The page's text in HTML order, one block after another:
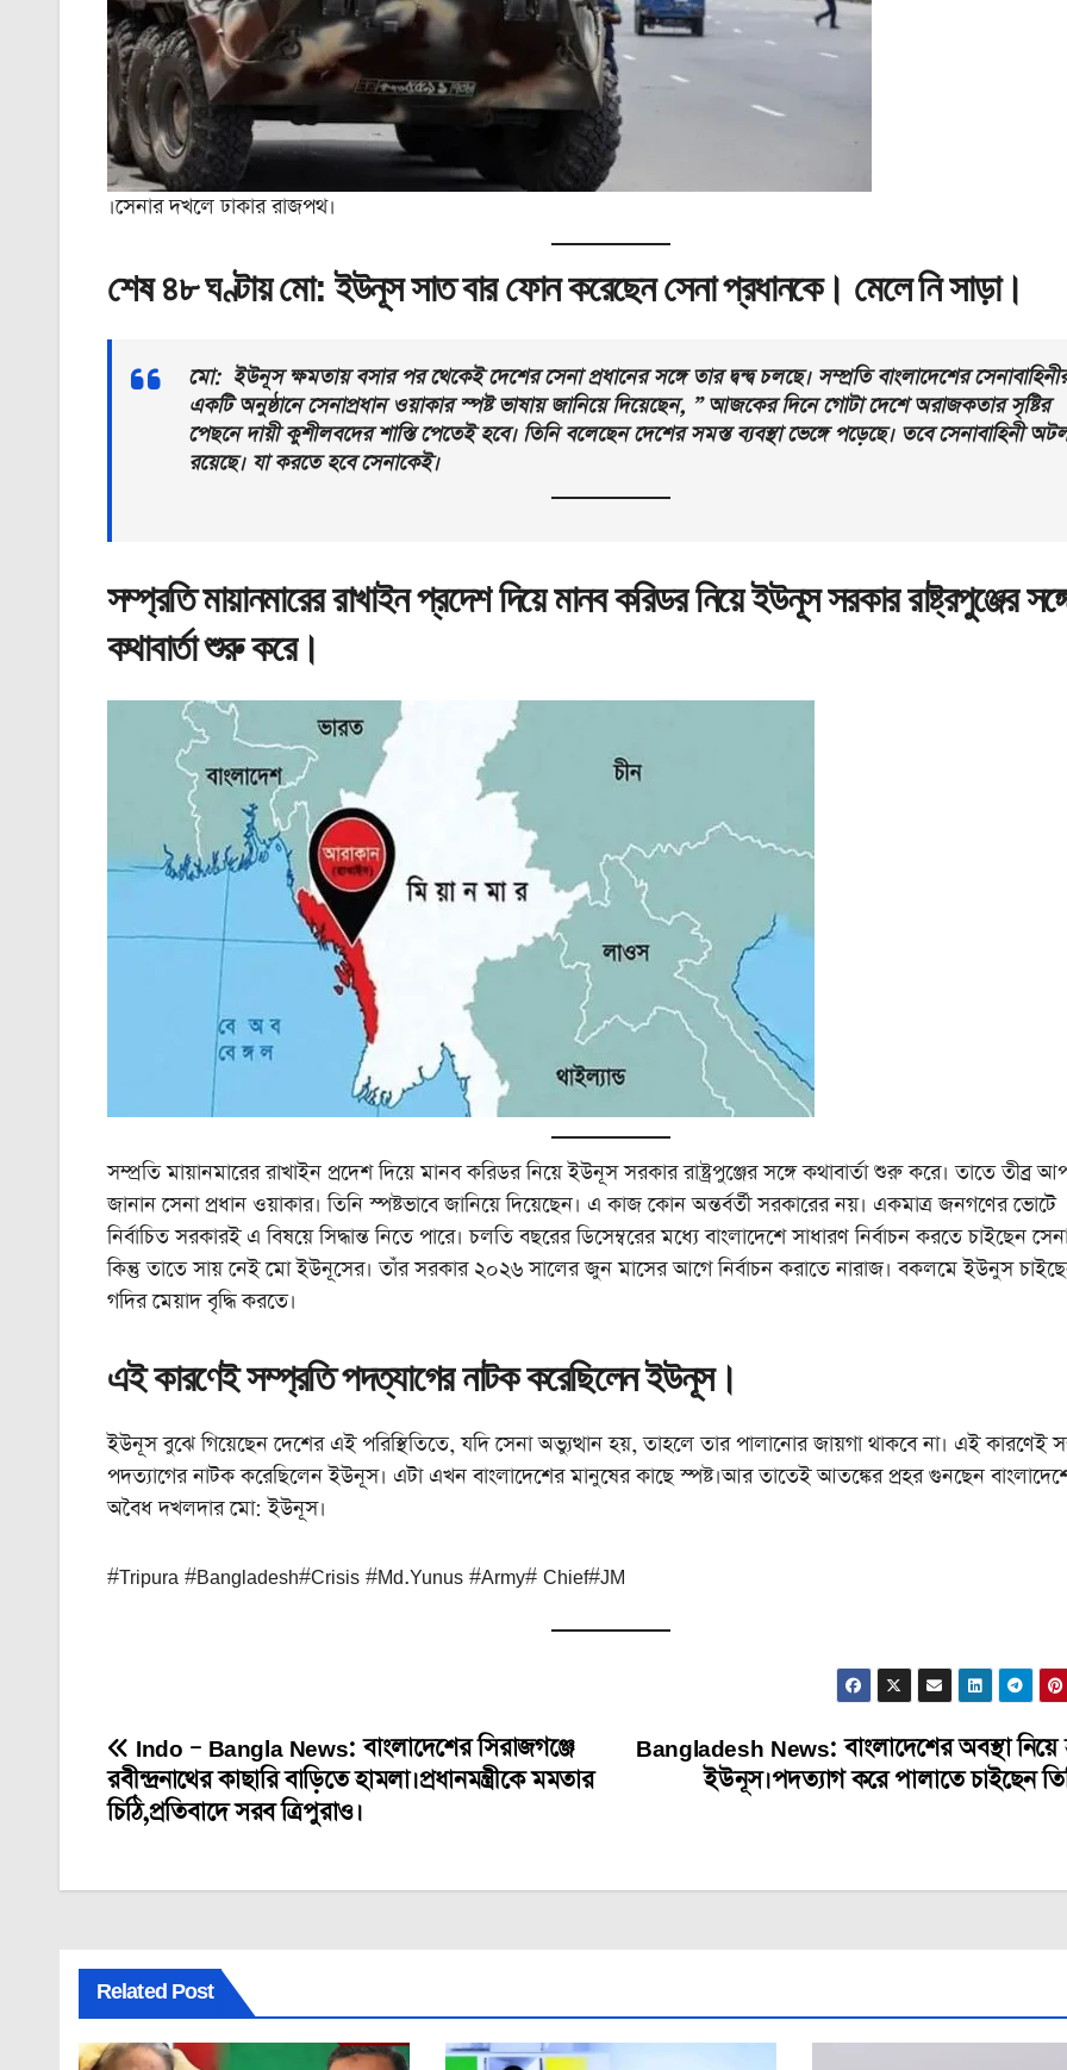
।সেনার দখলে ঢাকার রাজপথ।
শেষ ৪৮ ঘণ্টায় মো: ইউনূস সাত বার ফোন করেছেন সেনা প্রধানকে। মেলে নি সাড়া।
মো: ইউনূস ক্ষমতায় বসার পর থেকেই দেশের সেনা প্রধানের সঙ্গে তার দ্বন্দ্ব চলছে। সম্প্রতি বাংলাদেশের
একটি অনুষ্ঠানে সেনাপ্রধান ওয়াকার স্পষ্ট ভাষায় জানিয়ে দিয়েছেন, ” আজকের দিনে গোটা দেশে অরাজকতার সৃষ্টির
পেছনে দায়ী কুশীলবদের শাস্তি পেতেই হবে। তিনি বলেছেন দেশের সমস্ত ব্যবস্থা ভেঙ্গে পড়েছে। তবে সেনাবাহিনী
রয়েছে। যা করতে হবে সেনাকেই।
সম্প্রতি মায়ানমারের রাখাইন প্রদেশ দিয়ে মানব করিডর নিয়ে ইউনূস সরকার রাষ্ট্রপুঞ্জের
কথাবার্তা শুরু করে।
সম্প্রতি মায়ানমারের রাখাইন প্রদেশ দিয়ে মানব করিডর নিয়ে ইউনূস সরকার রাষ্ট্রপুঞ্জের সঙ্গে কথাবার্তা শুরু করে। তাতে তীব্র
জানান সেনা প্রধান ওয়াকার। তিনি স্পষ্টভাবে জানিয়ে দিয়েছেন। এ কাজ কোন অন্তর্বর্তী সরকারের নয়। একমাত্র জনগণের ভোটে
নির্বাচিত সরকারই এ বিষয়ে সিদ্ধান্ত নিতে পারে। চলতি বছরের ডিসেম্বরের মধ্যে বাংলাদেশে সাধারণ নির্বাচন করতে চাইছেন
কিন্তু তাতে সায় নেই মো ইউনূসের। তাঁর সরকার ২০২৬ সালের জুন মাসের আগে নির্বাচন করাতে নারাজ। বকলমে ইউনুস
গদির মেয়াদ বৃদ্ধি করতে।
এই কারণেই সম্প্রতি পদত্যাগের নাটক করেছিলেন ইউনূস।
ইউনূস বুঝে গিয়েছেন দেশের এই পরিস্থিতিতে, যদি সেনা অভ্যুত্থান হয়, তাহলে তার পালানোর জায়গা থাকবে না। এই কারণেই
পদত্যাগের নাটক করেছিলেন ইউনূস। এটা এখন বাংলাদেশের মানুষের কাছে স্পষ্ট।আর তাতেই আতঙ্কের প্রহর গুনছেন
অবৈধ দখলদার মো: ইউনূস।
#Tripura #Bangladesh#Crisis #Md.Yunus #Army# Chief#JM
Post
navigation
Bangladesh News: বাংলাদেশের অবস্থা
ইউনূস।পদত্যাগ করে পালাতে চাইছেন
Indo – Bangla News: বাংলাদেশের সিরাজগঞ্জে
রবীন্দ্রনাথের কাছারি বাড়িতে হামলা।প্রধানমন্ত্রীকে মমতার
চিঠি,প্রতিবাদে সরব ত্রিপুরাও।
Related Post